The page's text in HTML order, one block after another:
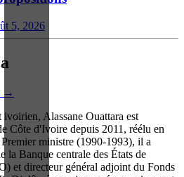
5, 2026
→
Alassane Ouattara est
Côte d'Ivoire depuis 2011, réélu en
ministre (1990-1993), il a
la Banque centrale des États de
et directeur général adjoint du Fonds